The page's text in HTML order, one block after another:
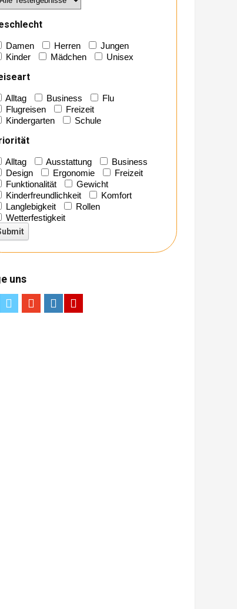
Damen Herren
Jungen
Kinder
Mädchen Unisex
Alltag Business
Flu
Flugreisen
Freizeit
Kindergarten
Schule
Alltag Ausstattung
Business
Design
Ergonomie
Freizeit
Funktionalität
Gewicht
Kinderfreundlichkeit
Komfort
Langlebigkeit
Rollen
Wetterfestigkeit
uns